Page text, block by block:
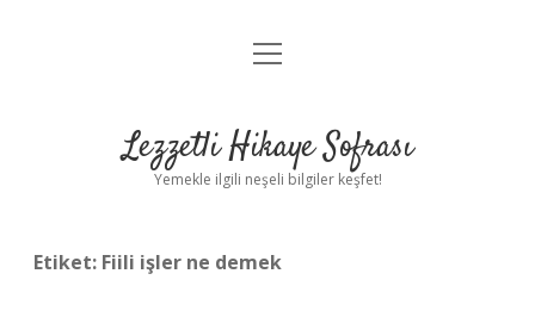
Anasayfa
Yasal Uyarı
menüyü
Lezzetli Hikaye Sofrası
Yemekle ilgili neşeli bilgiler keşfet!
Etiket: Fiili işler ne demek